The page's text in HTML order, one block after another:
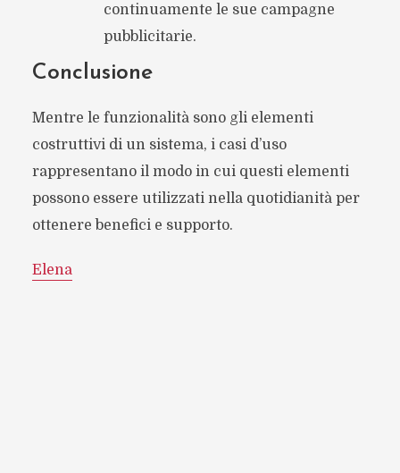
continuamente le sue campagne
pubblicitarie.
Conclusione
Mentre le funzionalità sono gli elementi
costruttivi di un sistema, i casi d’uso
rappresentano il modo in cui questi elementi
possono essere utilizzati nella quotidianità per
ottenere benefici e supporto.
Elena